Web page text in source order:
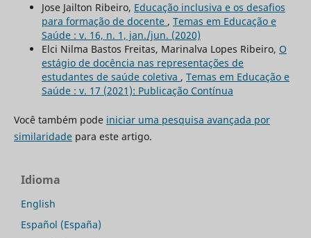
Jose Jailton Ribeiro, Educação inclusiva e os desafios
para formação de docente , Temas em Educação e
Saúde : v. 16, n. 1, jan./jun. (2020)
Elci Nilma Bastos Freitas, Marinalva Lopes Ribeiro, O
estágio de docência nas representações de
estudantes de saúde coletiva , Temas em Educação e
Saúde : v. 17 (2021): Publicação Contínua
Você também pode iniciar uma pesquisa avançada por
similaridadepara este artigo.
Idioma
English
Español (España)